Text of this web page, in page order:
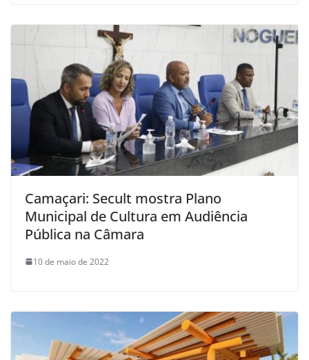
Camaçari: Secult mostra Plano
Municipal de Cultura em Audiência
Pública na Câmara
10 de maio de 2022